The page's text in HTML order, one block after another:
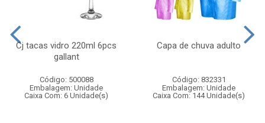
Cj tacas vidro 220ml 6pcs
gallant
Código: 500088
Embalagem: Unidade
Caixa Com: 6 Unidade(s)
Capa de chuva adulto
Código: 832331
Embalagem: Unidade
Caixa Com: 144 Unidade(s)